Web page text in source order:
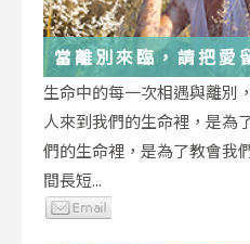
當離別來臨，請把愛
生命中的每一次相遇與離別
人來到我們的生命裡，是為
們的生命裡，是為了教會我
間長短...